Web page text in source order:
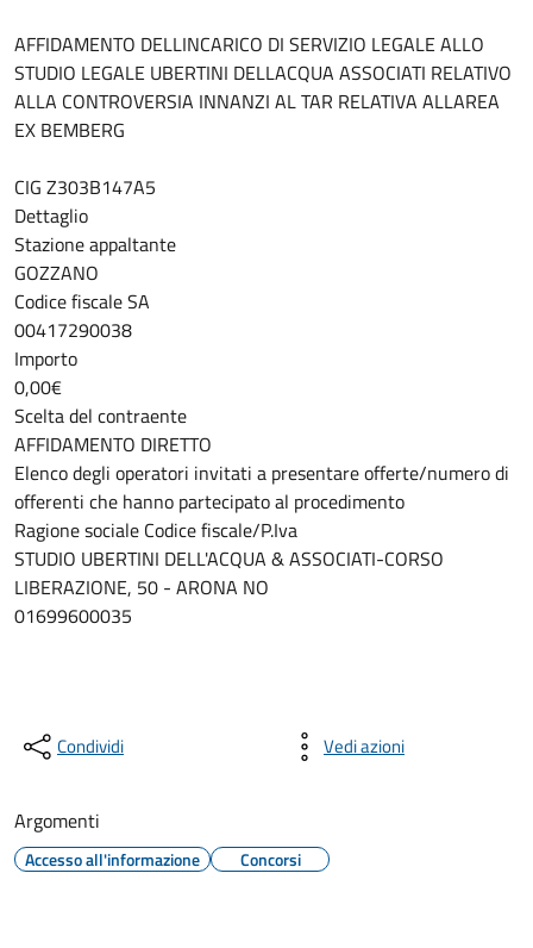
AFFIDAMENTO DELLINCARICO DI SERVIZIO LEGALE ALLO
STUDIO LEGALE UBERTINI DELLACQUA ASSOCIATI RELATIVO
ALLA CONTROVERSIA INNANZI AL TAR RELATIVA ALLAREA
EX BEMBERG
CIG Z303B147A5
Dettaglio
Stazione appaltante
GOZZANO
Codice fiscale SA
00417290038
Importo
0,00€
Scelta del contraente
AFFIDAMENTO DIRETTO
Elenco degli operatori invitati a presentare offerte/numero di
offerenti che hanno partecipato al procedimento
Ragione sociale Codice fiscale/P.Iva
STUDIO UBERTINI DELL'ACQUA & ASSOCIATI-CORSO
LIBERAZIONE, 50 - ARONA NO
01699600035
Condividi Vedi azioni
Argomenti
Accesso all'informazione Concorsi